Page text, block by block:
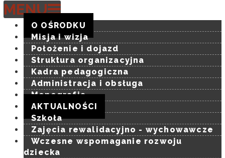
-
Specjalny
Ośrodek
Szkolno-
Wychowawczy
im.
ks.
J.
w
Konarzewie
MENU
O OŚRODKU
Misja i wizja
Położenie i dojazd
Struktura organizacyjna
Kadra pedagogiczna
Administracja i obsługa
Monografia
AKTUALNOŚCI
Szkoła
Zajęcia rewalidacyjno - wychowawcze
Wczesne wspomaganie rozwoju
dziecka